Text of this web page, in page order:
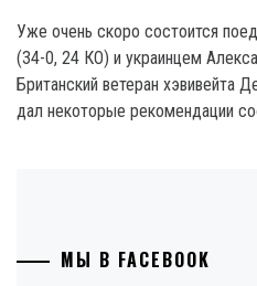
Уже очень скоро состоится
(34-0, 24 КО) и украинцем
Британский ветеран хэвивейта
дал некоторые рекомендации
МЫ В FACEBOOK